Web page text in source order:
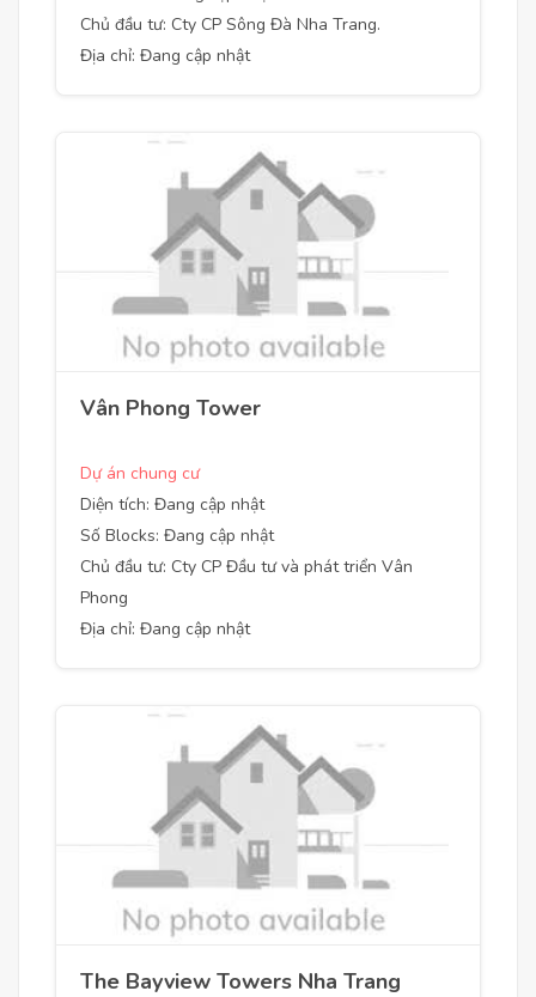
Chủ đầu tư: Cty CP Sông Đà Nha Trang.
Địa chỉ: Đang cập nhật
Vân Phong Tower
Dự án chung cư
Diện tích: Đang cập nhật
Số Blocks: Đang cập nhật
Chủ đầu tư: Cty CP Đầu tư và phát triển Vân
Phong
Địa chỉ: Đang cập nhật
The Bayview Towers Nha Trang